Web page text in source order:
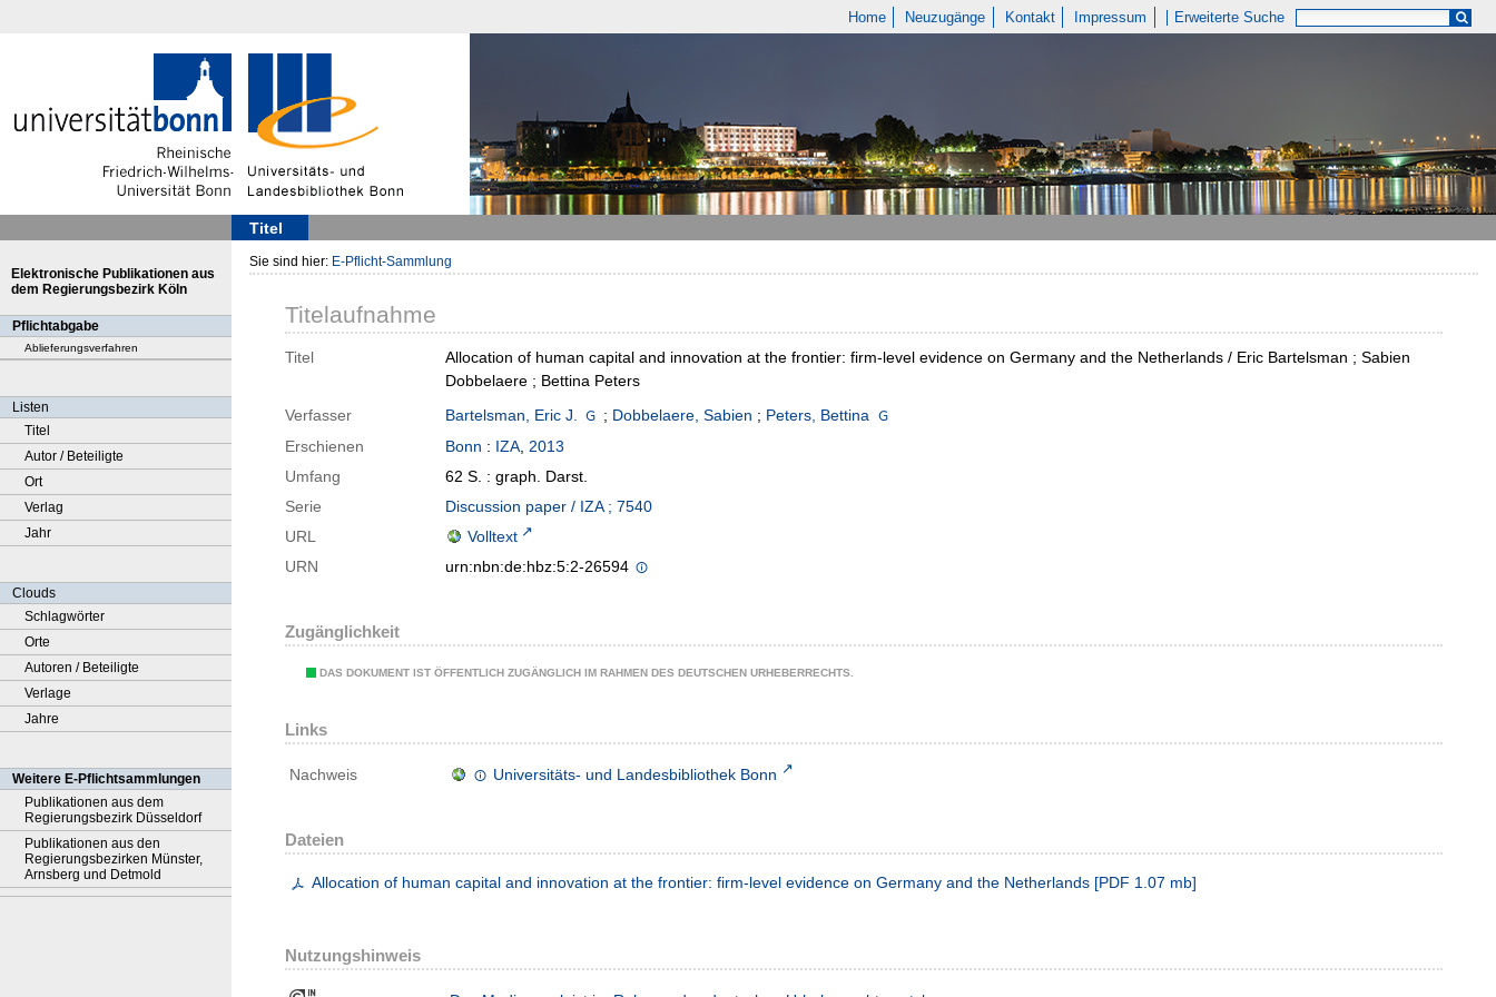
Home Neuzugänge Kontakt Impressum Erweiterte Suche
Titel
Elektronische Publikationen aus
dem Regierungsbezirk Köln
Pflichtabgabe
Ablieferungsverfahren
Listen
Titel
Autor / Beteiligte
Ort
Verlag
Jahr
Clouds
Schlagwörter
Orte
Autoren / Beteiligte
Verlage
Jahre
Weitere E-Pflichtsammlungen
Publikationen aus dem
Regierungsbezirk Düsseldorf
Publikationen aus den
Regierungsbezirken Münster,
Arnsberg und Detmold
Sie sind hier: E-Pflicht-Sammlung
Titelaufnahme
Titel
Allocation of human capital and innovation at the frontier: firm-level evidence on Germany and the Netherlands / Eric Bartelsman ; Sabien
Dobbelaere ; Bettina Peters
Verfasser
Bartelsman, Eric J. ; Dobbelaere, Sabien ; Peters, Bettina
Erschienen
Bonn : IZA, 2013
Umfang
62 S. : graph. Darst.
Serie
Discussion paper / IZA ; 7540
URL
Volltext
URN
urn:nbn:de:hbz:5:2-26594
Zugänglichkeit
DAS DOKUMENT IST ÖFFENTLICH ZUGÄNGLICH IM RAHMEN DES DEUTSCHEN URHEBERRECHTS.
Links
Nachweis Universitäts- und Landesbibliothek Bonn
Dateien
Allocation of human capital and innovation at the frontier: firm-level evidence on Germany and the Netherlands [PDF 1.07 mb]
Nutzungshinweis